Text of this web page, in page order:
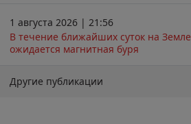
1 августа 2026 | 21:56
В течение ближайших суток на Земле
ожидается магнитная буря
Другие публикации